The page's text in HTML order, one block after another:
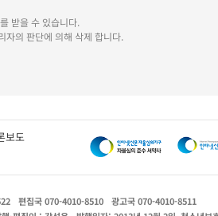
받을 수 있습니다.
자의 판단에 의해 삭제 합니다.
보도
편집국 070-4010-8510
광고국 070-4010-8511